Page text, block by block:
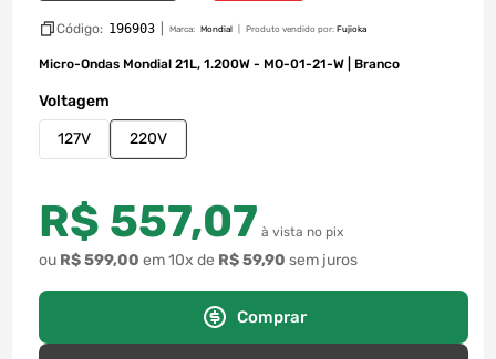
Código: 196903 Marca: Mondial Produto vendido por: Fujioka
Micro-Ondas Mondial 21L, 1.200W - MO-01-21-W | Branco
Voltagem
127V
220V
R$ 557,07 à vista no pix
ou R$599,00 em10x de R$59,90 sem juros
Comprar